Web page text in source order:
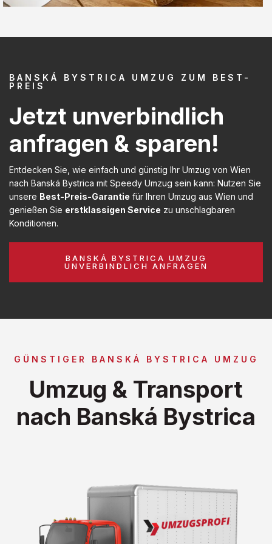
BANSKÁ BYSTRICA UMZUG ZUM BEST-
PREIS
Jetzt unverbindlich
anfragen & sparen!
Entdecken Sie, wie einfach und günstig Ihr Umzug von Wien
nach Banská Bystrica mit Speedy Umzug sein kann: Nutzen Sie
unsere Best-Preis-Garantie für Ihren Umzug aus Wien und
genießen Sie erstklassigen Service zu unschlagbaren
Konditionen.
BANSKÁ BYSTRICA UMZUG
UNVERBINDLICH ANFRAGEN
GÜNSTIGER BANSKÁ BYSTRICA UMZUG
Umzug & Transport
nach Banská Bystrica